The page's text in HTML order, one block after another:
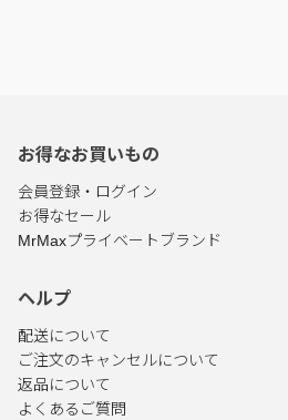
お得なお買いもの
会員登録・ログイン
お得なセール
MrMaxプライベートブランド
ヘルプ
配送について
ご注文のキャンセルについて
返品について
よくあるご質問